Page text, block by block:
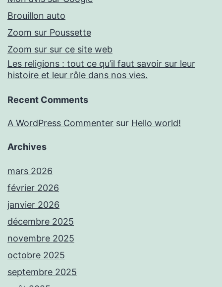
Brouillon auto
Zoom sur Poussette
Zoom sur sur ce site web
Les religions : tout ce qu’il faut savoir sur leur
histoire et leur rôle dans nos vies.
Recent Comments
A WordPress Commenter sur Hello world!
Archives
mars 2026
février 2026
janvier 2026
décembre 2025
novembre 2025
octobre 2025
septembre 2025